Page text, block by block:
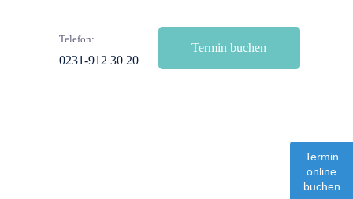
Telefon:
0231-912 30 20
Termin buchen
Termin
online
buchen